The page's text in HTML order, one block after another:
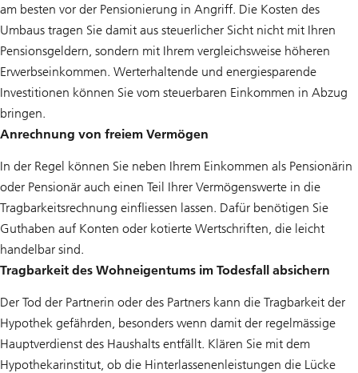
am besten vor der Pensionierung in Angriff. Die Kosten des
Umbaus tragen Sie damit aus steuerlicher Sicht nicht mit Ihren
Pensionsgeldern, sondern mit Ihrem vergleichsweise höheren
Erwerbseinkommen. Werterhaltende und energiesparende
Investitionen können Sie vom steuerbaren Einkommen in Abzug
bringen.
Anrechnung von freiem Vermögen
In der Regel können Sie neben Ihrem Einkommen als Pensionärin
oder Pensionär auch einen Teil Ihrer Vermögenswerte in die
Tragbarkeitsrechnung einfliessen lassen. Dafür benötigen Sie
Guthaben auf Konten oder kotierte Wertschriften, die leicht
handelbar sind.
Tragbarkeit des Wohneigentums im Todesfall absichern
Der Tod der Partnerin oder des Partners kann die Tragbarkeit der
Hypothek gefährden, besonders wenn damit der regelmässige
Hauptverdienst des Haushalts entfällt. Klären Sie mit dem
Hypothekarinstitut, ob die Hinterlassenenleistungen die Lücke